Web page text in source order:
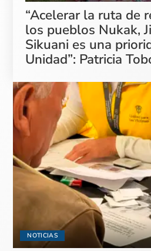
“Acelerar la ruta de
los pueblos Nukak,
Sikuani es una
Unidad”: Patricia
NOTICIAS